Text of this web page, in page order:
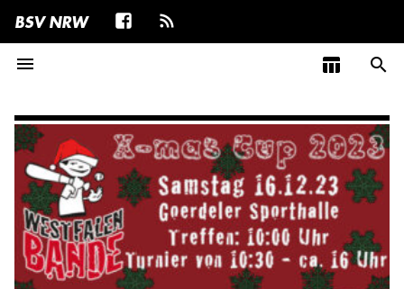
BSV NRW
menu
table_chart search